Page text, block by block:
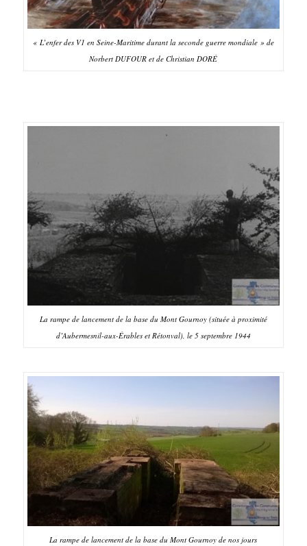
« L’enfer des V1 en Seine-Maritime durant la seconde guerre mondiale » de
Norbert DUFOUR et de Christian DORÉ
La rampe de lancement de la base du Mont Gournoy (située à proximité
d’Aubermesnil-aux-Érables et Rétonval), le 5 septembre 1944
La rampe de lancement de la base du Mont Gournoy de nos jours